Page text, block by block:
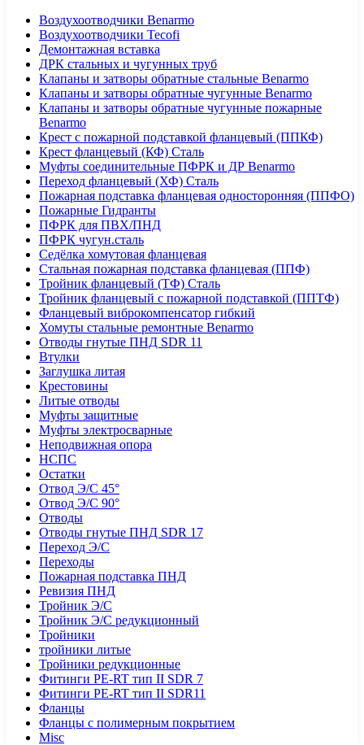
Воздухоотводчики Benarmo
Воздухоотводчики Tecofi
Демонтажная вставка
ДРК стальных и чугунных труб
Клапаны и затворы обратные стальные Benarmo
Клапаны и затворы обратные чугунные Benarmo
Клапаны и затворы обратные чугунные пожарные
Benarmo
Крест с пожарной подставкой фланцевый (ППКФ)
Крест фланцевый (КФ) Сталь
Муфты соединительные ПФРК и ДР Benarmo
Переход фланцевый (ХФ) Сталь
Пожарная подставка фланцевая односторонняя (ППФО)
Пожарные Гидранты
ПФРК для ПВХ/ПНД
ПФРК чугун.сталь
Седёлка хомутовая фланцевая
Стальная пожарная подставка фланцевая (ППФ)
Тройник фланцевый (ТФ) Сталь
Тройник фланцевый с пожарной подставкой (ППТФ)
Фланцевый виброкомпенсатор гибкий
Хомуты стальные ремонтные Benarmo
Отводы гнутые ПНД SDR 11
Втулки
Заглушка литая
Крестовины
Литые отводы
Муфты защитные
Муфты электросварные
Неподвижная опора
НСПС
Остатки
Отвод Э/С 45°
Отвод Э/С 90°
Отводы
Отводы гнутые ПНД SDR 17
Переход Э/С
Переходы
Пожарная подставка ПНД
Ревизия ПНД
Тройник Э/С
Тройник Э/С редукционный
Тройники
тройники литые
Тройники редукционные
Фитинги PE-RT тип II SDR 7
Фитинги PE-RT тип II SDR11
Фланцы
Фланцы с полимерным покрытием
Misc